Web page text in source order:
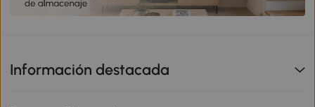
Información destacada